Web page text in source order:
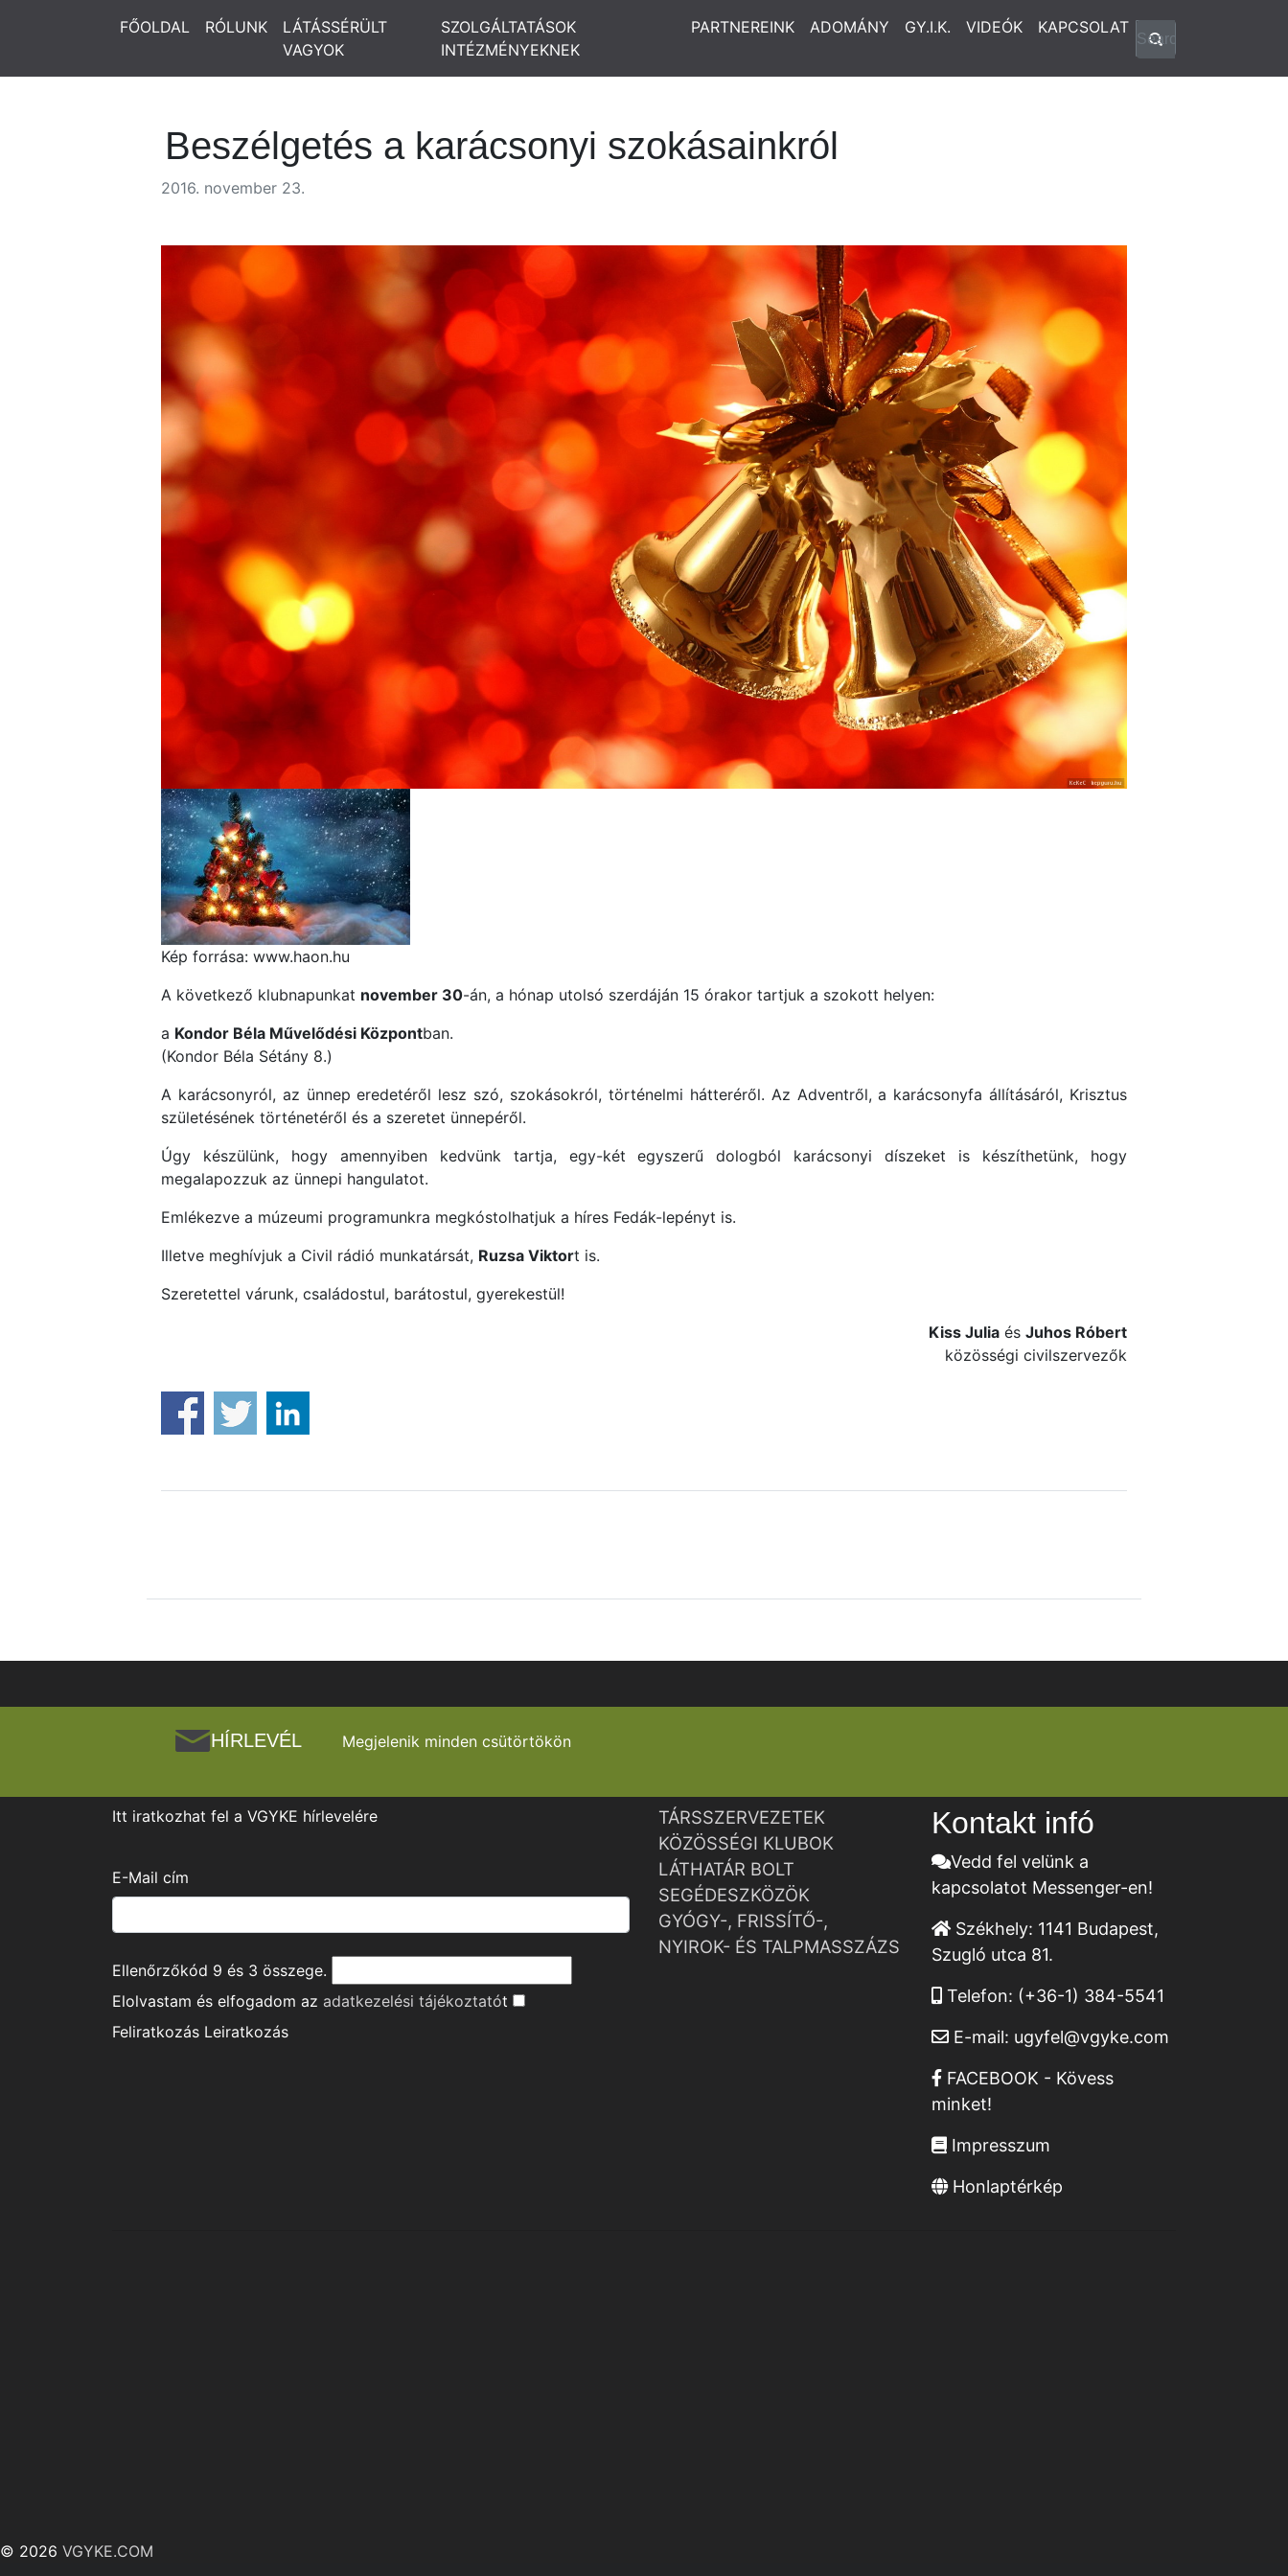
FŐOLDAL RÓLUNK
LÁTÁSSÉRÜLT
VAGYOK
SZOLGÁLTATÁSOK
INTÉZMÉNYEKNEK
PARTNEREINK ADOMÁNY GY.I.K. VIDEÓK KAPCSOLAT
Beszélgetés a karácsonyi szokásainkról
2016. november 23.
Kép forrása: www.haon.hu
A következő klubnapunkat november 30-án, a hónap utolsó szerdáján 15 órakor tartjuk a szokott helyen:
a Kondor Béla Művelődési Központban.
(Kondor Béla Sétány 8.)
A karácsonyról, az ünnep eredetéről lesz szó, szokásokról, történelmi hátteréről. Az Adventről, a karácsonyfa állításáról, Krisztus
születésének történetéről és a szeretet ünnepéről.
Úgy készülünk, hogy amennyiben kedvünk tartja, egy-két egyszerű dologból karácsonyi díszeket is készíthetünk, hogy
megalapozzuk az ünnepi hangulatot.
Emlékezve a múzeumi programunkra megkóstolhatjuk a híres Fedák-lepényt is.
Illetve meghívjuk a Civil rádió munkatársát, Ruzsa Viktort is.
Szeretettel várunk, családostul, barátostul, gyerekestül!
Kiss Julia és Juhos Róbert
közösségi civilszervezők
HÍRLEVÉL Megjelenik minden csütörtökön
Itt iratkozhat fel a VGYKE hírlevelére
E-Mail cím
Ellenőrzőkód 9 és 3 összege.
Elolvastam és elfogadom az adatkezelési tájékoztatót
Feliratkozás Leiratkozás
TÁRSSZERVEZETEK
KÖZÖSSÉGI KLUBOK
LÁTHATÁR BOLT
SEGÉDESZKÖZÖK
GYÓGY-, FRISSÍTŐ-,
NYIROK- ÉS TALPMASSZÁZS
Kontakt infó
Vedd fel velünk a
kapcsolatot Messenger-en!
Székhely: 1141 Budapest,
Szugló utca 81.
Telefon: (+36-1) 384-5541
E-mail: ugyfel@vgyke.com
FACEBOOK - Kövess
minket!
Impresszum
Honlaptérkép
© 2026 VGYKE.COM